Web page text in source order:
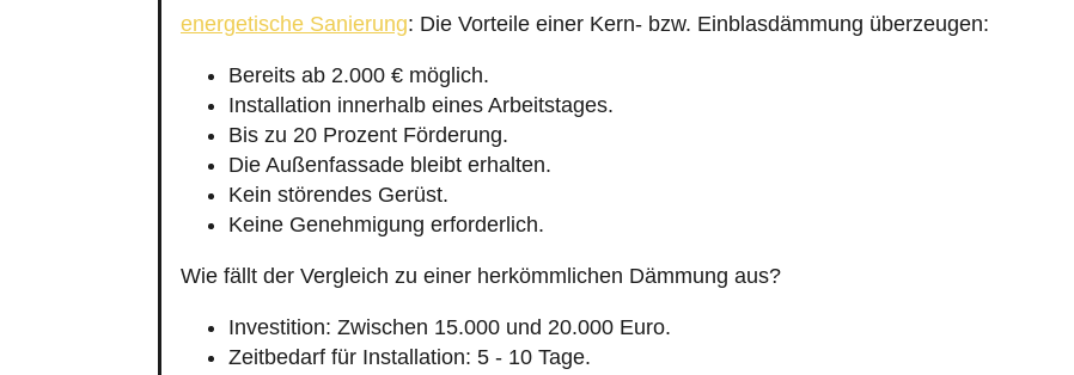
energetische Sanierung: Die Vorteile einer Kern- bzw. Einblasdämmung überzeugen:
Bereits ab 2.000 € möglich.
Installation innerhalb eines Arbeitstages.
Bis zu 20 Prozent Förderung.
Die Außenfassade bleibt erhalten.
Kein störendes Gerüst.
Keine Genehmigung erforderlich.
Wie fällt der Vergleich zu einer herkömmlichen Dämmung aus?
Investition: Zwischen 15.000 und 20.000 Euro.
Zeitbedarf für Installation: 5 - 10 Tage.